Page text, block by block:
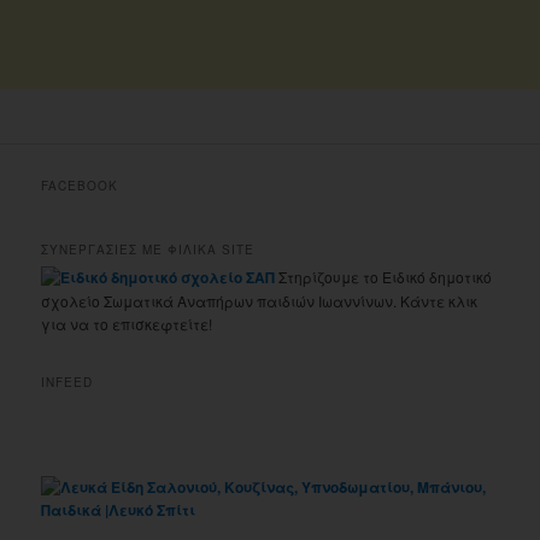
FACEBOOK
ΣΥΝΕΡΓΑΣΙΕΣ ΜΕ ΦΙΛΙΚΑ SITE
Στηρίζουμε το Ειδικό δημοτικό
σχολείο Σωματικά Αναπήρων παιδιών Ιωαννίνων. Κάντε κλικ
για να το επισκεφτείτε!
INFEED